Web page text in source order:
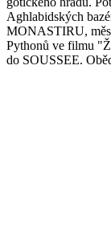
Aghlabidských
MONASTIRU,
Pythonů ve filmu
do SOUSSEE.